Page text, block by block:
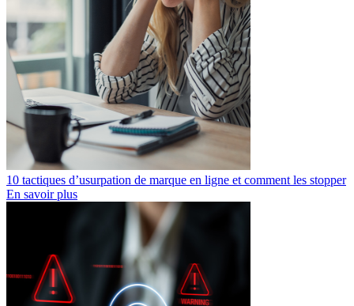
10 tactiques d’usurpation de marque en ligne et comment les stopper
En savoir plus